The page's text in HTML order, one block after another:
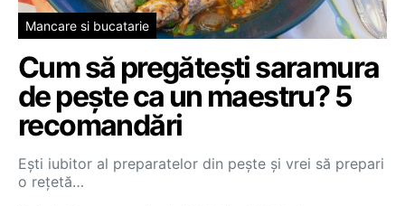
Mancare si bucatarie
Cum să pregătești saramura
de pește ca un maestru? 5
recomandări
Ești iubitor al preparatelor din pește și vrei să prepari
o rețetă…